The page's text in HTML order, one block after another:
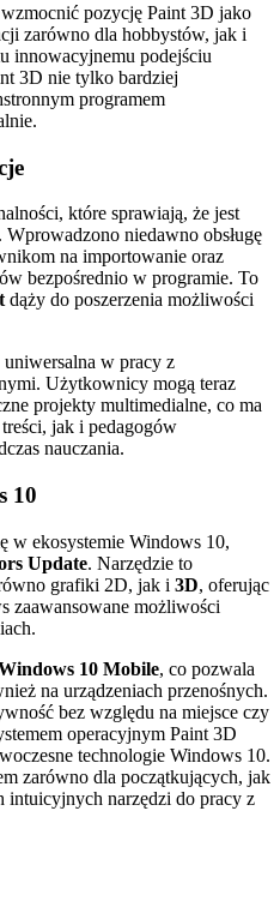
pozycję Paint 3D jako
zarówno dla hobbystów, jak i
innowacyjnemu podejściu
3D nie tylko bardziej
programem
które sprawiają, że jest
niedawno obsługę
na importowanie oraz
bezpośrednio w programie. To
dąży do poszerzenia możliwości
w pracy z
Użytkownicy mogą teraz
projekty multimedialne, co ma
jak i pedagogów
nauczania.
10
w ekosystemie Windows 10,
Update. Narzędzie to
grafiki 2D, jak i 3D, oferując
zaawansowane możliwości
10 Mobile, co pozwala
na urządzeniach przenośnych.
bez względu na miejsce czy
operacyjnym Paint 3D
technologie Windows 10.
zarówno dla początkujących, jak
intuicyjnych narzędzi do pracy z